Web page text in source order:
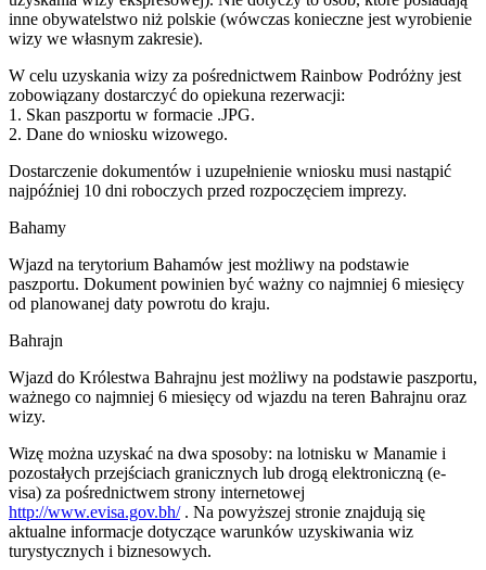
inne obywatelstwo niż polskie (wówczas konieczne jest wyrobienie
wizy we własnym zakresie).
W celu uzyskania wizy za pośrednictwem Rainbow Podróżny jest
zobowiązany dostarczyć do opiekuna rezerwacji:
1. Skan paszportu w formacie .JPG.
2. Dane do wniosku wizowego.
Dostarczenie dokumentów i uzupełnienie wniosku musi nastąpić
najpóźniej 10 dni roboczych przed rozpoczęciem imprezy.
Bahamy
Wjazd na terytorium Bahamów jest możliwy na podstawie
paszportu. Dokument powinien być ważny co najmniej 6 miesięcy
od planowanej daty powrotu do kraju.
Bahrajn
Wjazd do Królestwa Bahrajnu jest możliwy na podstawie paszportu,
ważnego co najmniej 6 miesięcy od wjazdu na teren Bahrajnu oraz
wizy.
Wizę można uzyskać na dwa sposoby: na lotnisku w Manamie i
pozostałych przejściach granicznych lub drogą elektroniczną (e-
visa) za pośrednictwem strony internetowej
http://www.evisa.gov.bh/. Na powyższej stronie znajdują się
aktualne informacje dotyczące warunków uzyskiwania wiz
turystycznych i biznesowych.